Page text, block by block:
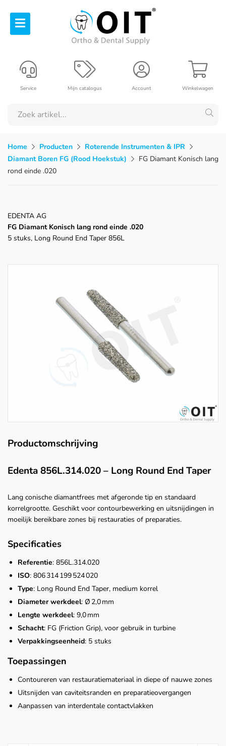
Winkelwagen
Account
Mijn catalogus
Service
Home Producten
Roterende Instrumenten & IPR
Diamant Boren FG (Rood Hoekstuk)
FG Diamant Konisch lang
rond einde .020
EDENTA AG
FG Diamant Konisch lang rond einde .020
5 stuks, Long Round End Taper 856L
Productomschrijving
Edenta 856L.314.020 – Long Round End Taper
Lang conische diamantfrees met afgeronde tip en standaard
korrelgrootte. Geschikt voor contourbewerking en uitsnijdingen in
moeilijk bereikbare zones bij restauraties of preparaties.
Specificaties
Referentie: 856L.314.020
ISO: 806 314 199 524 020
Type: Long Round End Taper, medium korrel
Diameter werkdeel: Ø 2,0 mm
Lengte werkdeel: 9,0 mm
Schacht: FG (Friction Grip), voor gebruik in turbine
Verpakkingseenheid: 5 stuks
Toepassingen
Contoureren van restauratiemateriaal in diepe of nauwe zones
Uitsnijden van caviteitsranden en preparatieovergangen
Aanpassen van interdentale contactvlakken